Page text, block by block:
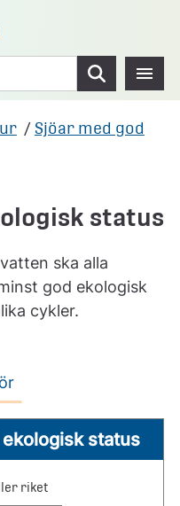
Sök
/ Sjöar med god
status
ska alla
god ekologisk
cykler.
status
riket